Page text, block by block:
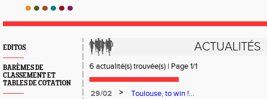
EDITOS
BARÈMES DE
CLASSEMENT ET
TABLES DE COTATION
ACTUALITÉS
6 actualité(s) trouvée(s) | Page 1/1
29/02 >
Toulouse, to win !...